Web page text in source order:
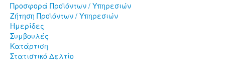
Προσφορά Προϊόντων / Υπηρεσιών
Ζήτηση Προϊόντων / Υπηρεσιών
Ημερίδες
Συμβουλές
Κατάρτιση
Στατιστικό Δελτίο